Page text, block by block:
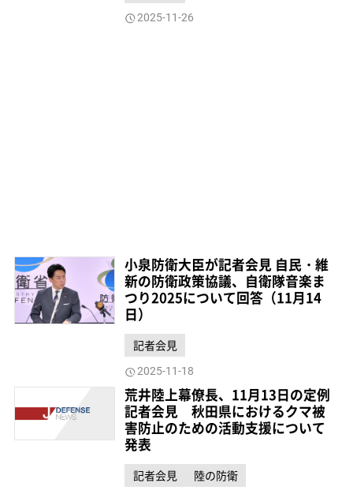
2025-11-26
小泉防衛大臣が記者会見 自民・維
新の防衛政策協議、自衛隊音楽ま
つり2025について回答（11月14
日）
記者会見
2025-11-18
荒井陸上幕僚長、11月13日の定例
記者会見 秋田県におけるクマ被
害防止のための活動支援について
発表
記者会見 陸の防衛